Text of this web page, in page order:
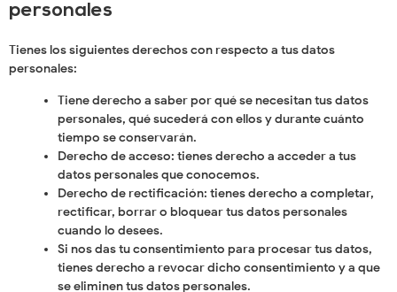
personales
Tienes los siguientes derechos con respecto a tus datos
personales:
Tiene derecho a saber por qué se necesitan tus datos
personales, qué sucederá con ellos y durante cuánto
tiempo se conservarán.
Derecho de acceso: tienes derecho a acceder a tus
datos personales que conocemos.
Derecho de rectificación: tienes derecho a completar,
rectificar, borrar o bloquear tus datos personales
cuando lo desees.
Si nos das tu consentimiento para procesar tus datos,
tienes derecho a revocar dicho consentimiento y a que
se eliminen tus datos personales.